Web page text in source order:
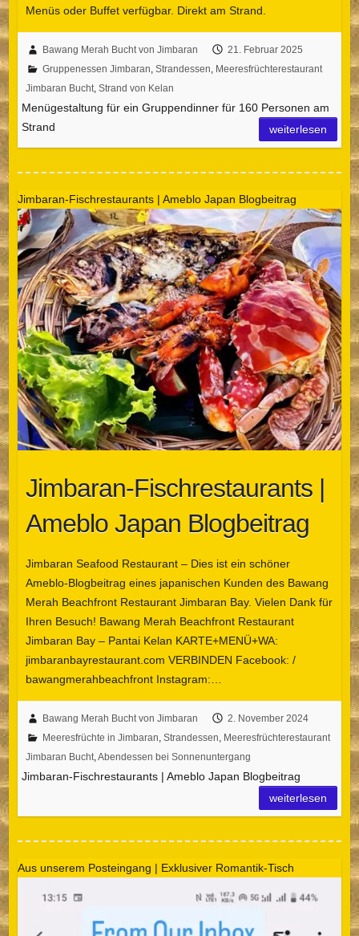
Menüs oder Buffet verfügbar. Direkt am Strand.
Bawang Merah Bucht von Jimbaran
21. Februar 2025
Gruppenessen Jimbaran, Strandessen, Meeresfrüchterestaurant
Jimbaran Bucht, Strand von Kelan
Menügestaltung für ein Gruppendinner für 160 Personen am
Strand
weiterlesen
Jimbaran-Fischrestaurants | Ameblo Japan Blogbeitrag
Jimbaran-Fischrestaurants |
Ameblo Japan Blogbeitrag
Jimbaran Seafood Restaurant – Dies ist ein schöner
Ameblo-Blogbeitrag eines japanischen Kunden des Bawang
Merah Beachfront Restaurant Jimbaran Bay. Vielen Dank für
Ihren Besuch! Bawang Merah Beachfront Restaurant
Jimbaran Bay – Pantai Kelan KARTE+MENÜ+WA:
jimbaranbayrestaurant.com VERBINDEN Facebook: /
bawangmerahbeachfront Instagram:…
Bawang Merah Bucht von Jimbaran
2. November 2024
Meeresfrüchte in Jimbaran, Strandessen, Meeresfrüchterestaurant
Jimbaran Bucht,Abendessen bei Sonnenuntergang
Jimbaran-Fischrestaurants | Ameblo Japan Blogbeitrag
weiterlesen
Aus unserem Posteingang | Exklusiver Romantik-Tisch